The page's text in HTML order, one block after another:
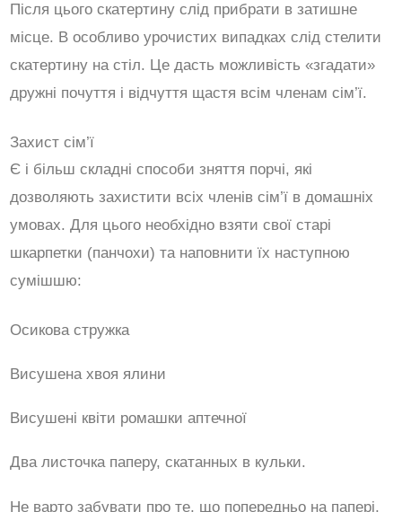
Після цього скатертину слід прибрати в затишне
місце. В особливо урочистих випадках слід стелити
скатертину на стіл. Це дасть можливість «згадати»
дружні почуття і відчуття щастя всім членам сім’ї.
Захист сім’ї
Є і більш складні способи зняття порчі, які
дозволяють захистити всіх членів сім’ї в домашніх
умовах. Для цього необхідно взяти свої старі
шкарпетки (панчохи) та наповнити їх наступною
сумішшю:
Осикова стружка
Висушена хвоя ялини
Висушені квіти ромашки аптечної
Два листочка паперу, скатанных в кульки.
Не варто забувати про те, що попередньо на папері,